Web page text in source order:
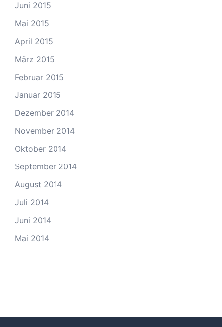
Juni 2015
Mai 2015
April 2015
März 2015
Februar 2015
Januar 2015
Dezember 2014
November 2014
Oktober 2014
September 2014
August 2014
Juli 2014
Juni 2014
Mai 2014